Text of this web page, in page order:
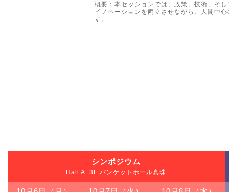
概要：本セッションでは、政策、技術、そ
イノベーションを両立させながら、人間中
す。
シンポジウム
Hall A: 3F バンケットホール真珠